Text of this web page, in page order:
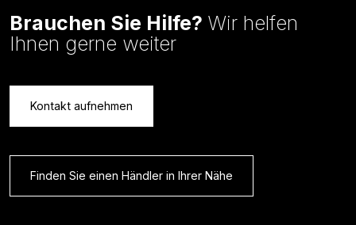
Brauchen Sie Hilfe? Wir helfen
Ihnen gerne weiter
Kontakt aufnehmen
Finden Sie einen Händler in Ihrer Nähe